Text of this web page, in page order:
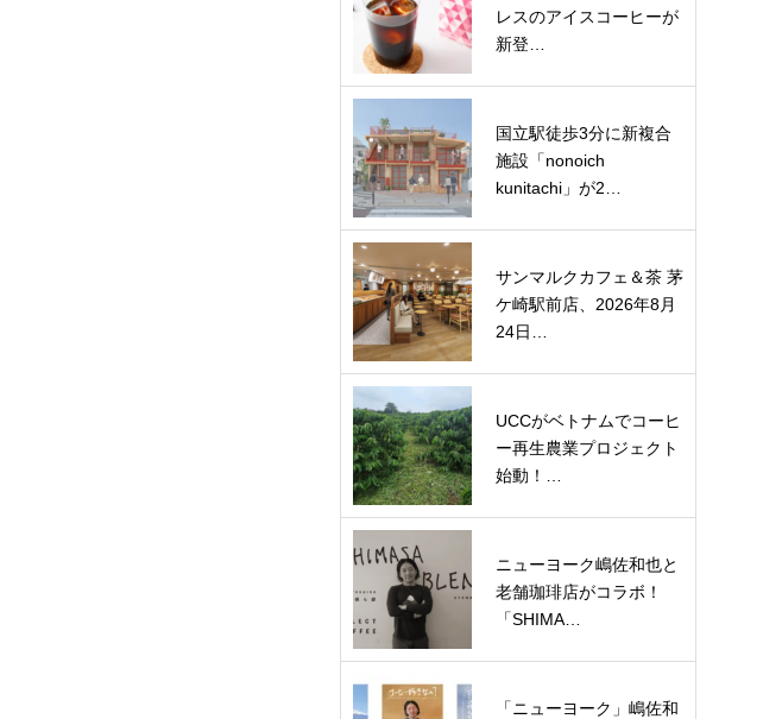
レスのアイスコーヒーが
新登…
国立駅徒歩3分に新複合
施設「nonoich
kunitachi」が2…
サンマルクカフェ＆茶 茅
ケ崎駅前店、2026年8月
24日…
UCCがベトナムでコーヒ
ー再生農業プロジェクト
始動！…
ニューヨーク嶋佐和也と
老舗珈琲店がコラボ！
「SHIMA…
「ニューヨーク」嶋佐和